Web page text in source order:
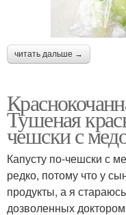
читать дальше →
Тушеная
чешски с
Капусту по-чешски с
редко, потому что у
продукты, а я
дозволенных